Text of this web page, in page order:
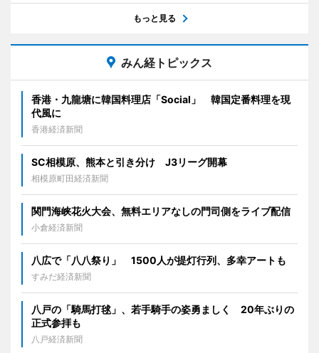
もっと見る
みん経トピックス
香港・九龍塘に韓国料理店「Social」 韓国定番料理を現
代風に
香港経済新聞
SC相模原、熊本と引き分け J3リーグ開幕
相模原町田経済新聞
関門海峡花火大会、無料エリアなしの門司側をライブ配信
小倉経済新聞
八広で「八八祭り」 1500人が提灯行列、多幸アートも
すみだ経済新聞
八戸の「騎馬打毬」、若手騎手の姿勇ましく 20年ぶりの
正式参拝も
八戸経済新聞